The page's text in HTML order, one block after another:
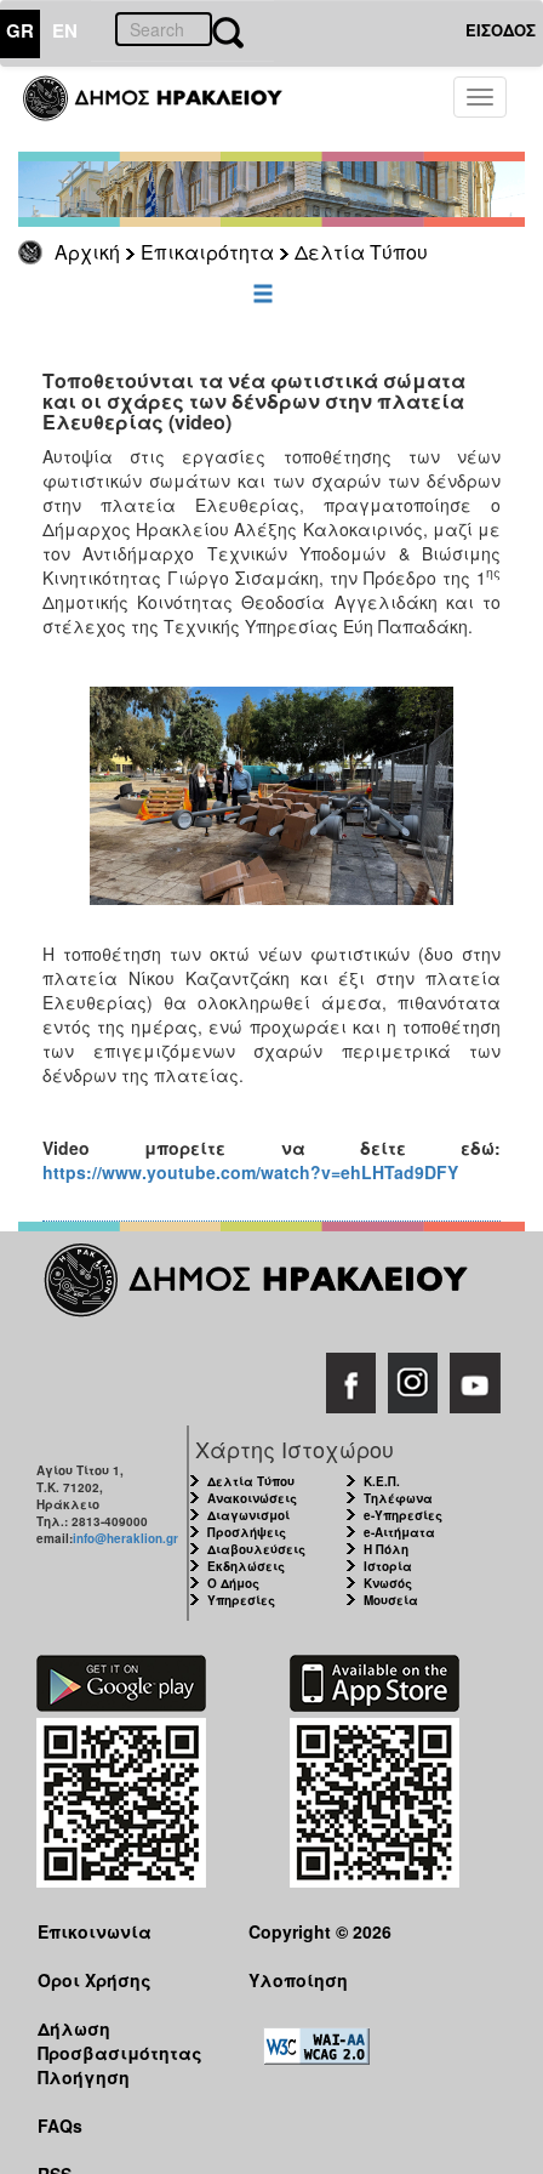
GR EN ΕΙΣΟΔΟΣ
Toggle
Αρχική Επικαιρότητα Δελτία Τύπου
ΕΠΙΚΑΙΡΟΤΗΤΑ
Τύπου
Αρχείο
ΕΠΙΣΚΕΠΤΗΣ
ΗΡΑΚΛΕΙΟ
Τοποθετούνται τα νέα φωτιστικά σώματα
και οι σχάρες των δένδρων στην πλατεία
Ελευθερίας (video)
Αυτοψία στις εργασίες τοποθέτησης των νέων
φωτιστικών σωμάτων και των σχαρών των δένδρων
στην πλατεία Ελευθερίας, πραγματοποίησε ο
Δήμαρχος Ηρακλείου Αλέξης Καλοκαιρινός, μαζί με
τον Αντιδήμαρχο Τεχνικών Υποδομών & Βιώσιμης
Κινητικότητας Γιώργο Σισαμάκη, την Πρόεδρο της 1 ης
Δημοτικής Κοινότητας Θεοδοσία Αγγελιδάκη και το
στέλεχος της Τεχνικής Υπηρεσίας Εύη Παπαδάκη.
Η τοποθέτηση των οκτώ νέων φωτιστικών (δυο στην
πλατεία Νίκου Καζαντζάκη και έξι στην πλατεία
Ελευθερίας) θα ολοκληρωθεί άμεσα, πιθανότατα
εντός της ημέρας, ενώ προχωράει και η τοποθέτηση
των επιγεμιζόμενων σχαρών περιμετρικά των
δένδρων της πλατείας.
Video μπορείτε να δείτε εδώ:
https://www.youtube.com/watch?v=ehLHTad9DFY
Αγίου Τίτου 1,
Τ.Κ. 71202,
Ηράκλειο
Τηλ.: 2813-409000
email:info@heraklion.gr
Χάρτης Ιστοχώρου
Δελτία Τύπου
Ανακοινώσεις
Διαγωνισμοί
Προσλήψεις
Διαβουλεύσεις
Εκδηλώσεις
Ο Δήμος
Υπηρεσίες
Κ.Ε.Π.
Τηλέφωνα
e-Υπηρεσίες
e-Αιτήματα
Η Πόλη
Ιστορία
Κνωσός
Μουσεία
Επικοινωνία
Όροι Χρήσης
Δήλωση
Προσβασιμότητας
Πλοήγηση
FAQs
Copyright © 2026
Υλοποίηση